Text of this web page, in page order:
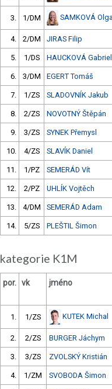
3. 1/DM SAMKOVÁ Olga
4. 2/DM JIRAS Filip
5. 1/DS HAUCKOVÁ
6. 3/DM EGERT Tomáš
7. 1/ZS SLADOVNÍK Jakub
8. 2/ZS NOVOTNÝ Štěpán
9. 3/ZS SYNEK Přemysl
10. 4/ZS SLAVÍK Daniel
11. 1/PZ SEMERÁD Vít
12. 2/PZ UHLÍK Vojtěch
13. 4/DM SEMERÁD Adam
14. 5/ZS PLEŠTIL Šimon
kategorie K1M
por. vk jméno
1. 1/ZS KUTEK Michal
2. 2/ZS BURGER Jáchym
3. 3/ZS ZVOLSKÝ Kristián
4. 1/ZM SVOBODA Šimon